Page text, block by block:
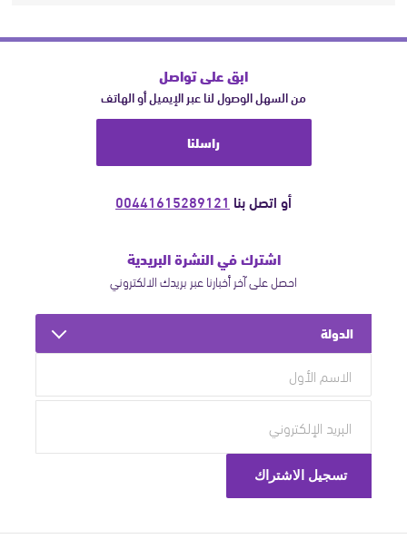
ابق على تواصل
من السهل الوصول لنا عبر الإيميل أو الهاتف
راسلنا
أو اتصل بنا 00441615289121
اشترك في النشرة البريدية
احصل على آخر أخبارنا عبر بريدك الالكتروني
الدولة